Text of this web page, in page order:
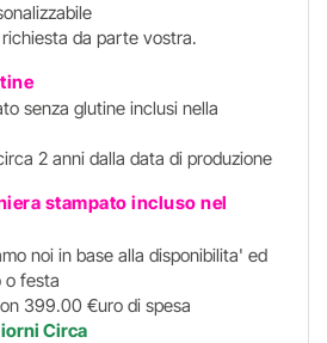
da parte vostra.
senza glutine inclusi nella
2 anni dalla data di produzione
stampato incluso nel
noi in base alla disponibilita' ed
o festa
399.00 €uro di spesa
Circa